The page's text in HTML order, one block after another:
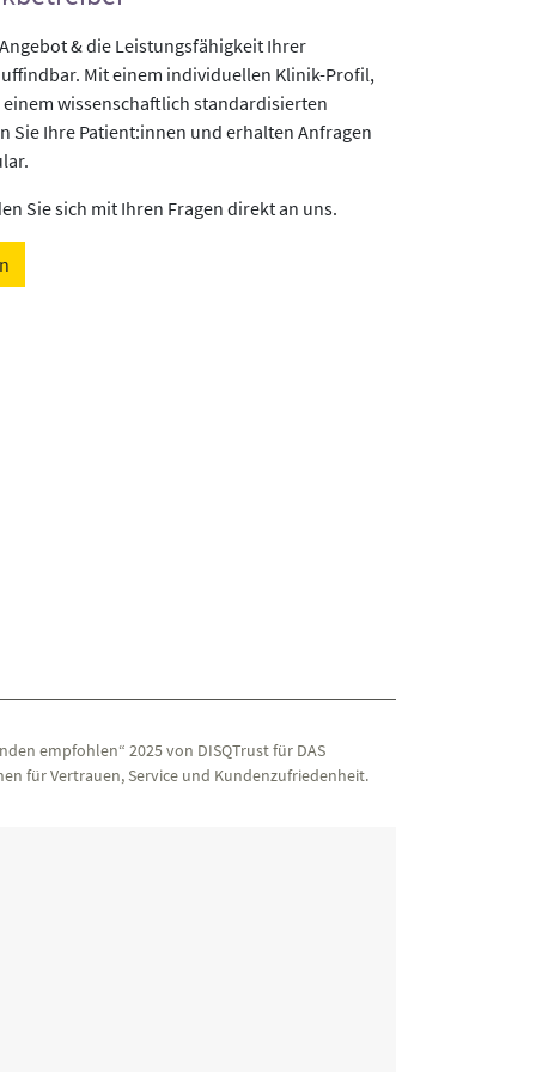
Angebot & die Leistungsfähigkeit Ihrer
Mit einem individuellen Klinik-Profil,
wissenschaftlich standardisierten
Sie Ihre Patient:innen und erhalten Anfragen
Sie sich mit Ihren Fragen direkt an uns.
empfohlen“ 2025 von DISQTrust für DAS
für Vertrauen, Service und Kundenzufriedenheit.